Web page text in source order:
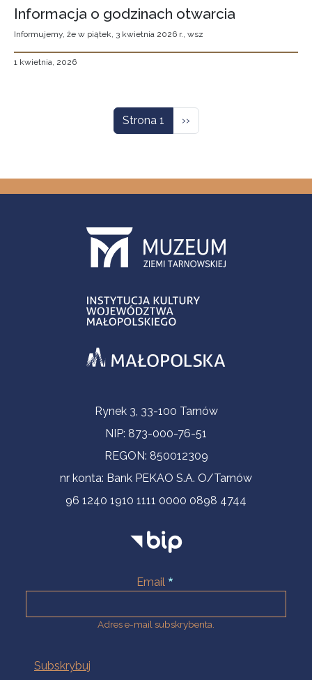
Informacja o godzinach otwarcia
Informujemy, że w piątek, 3 kwietnia 2026 r., wsz
1 kwietnia, 2026
Strona 1 Następna strona
››
Informacje kontaktoweRynek 3, 33-100 Tarnów
NIP: 873-000-76-51
REGON: 850012309
nr konta: Bank PEKAO S.A. O/Tarnów
96 1240 1910 1111 0000 0898 4744
Email
Adres e-mail subskrybenta.